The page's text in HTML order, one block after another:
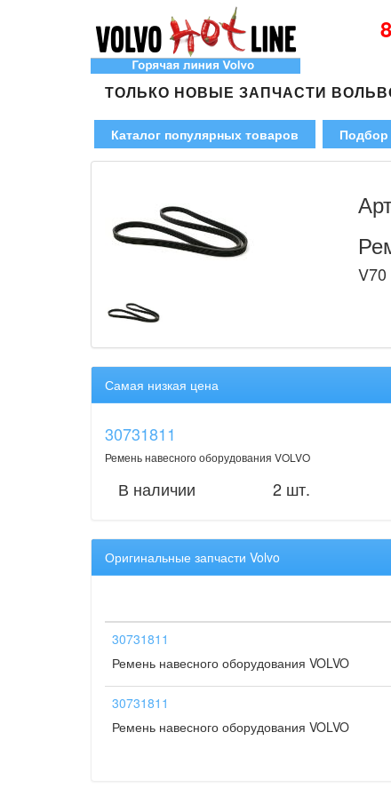
ТОЛЬКО НОВЫЕ ЗАПЧАСТИ
Каталог популярных товаров Подбор
V70
Самая низкая цена
30731811
Ремень навесного оборудования VOLVO
В наличии 2 шт.
Оригинальные запчасти Volvo
30731811
Ремень навесного оборудования VOLVO
30731811
Ремень навесного оборудования VOLVO